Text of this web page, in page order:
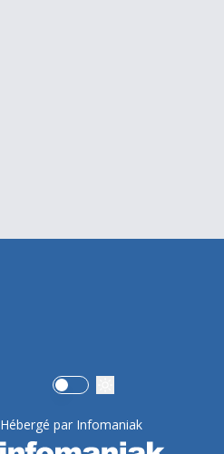
Use setting
Hébergé par Infomaniak